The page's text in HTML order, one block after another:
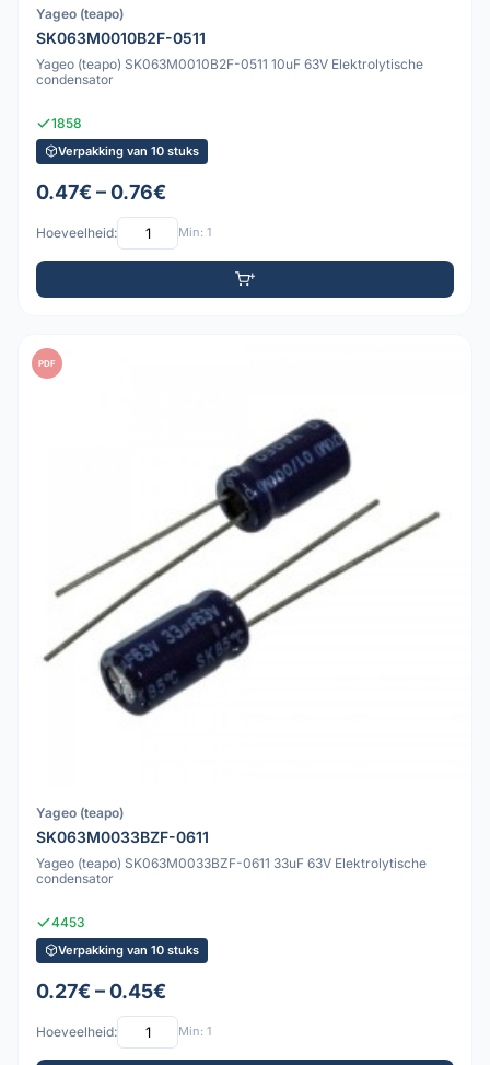
Yageo (teapo)
SK063M0010B2F-0511
Yageo (teapo) SK063M0010B2F-0511 10uF 63V Elektrolytische
condensator
1858
Verpakking van 10 stuks
0.47€ – 0.76€
Hoeveelheid: Min: 1
PDF
Yageo (teapo)
SK063M0033BZF-0611
Yageo (teapo) SK063M0033BZF-0611 33uF 63V Elektrolytische
condensator
4453
Verpakking van 10 stuks
0.27€ – 0.45€
Hoeveelheid: Min: 1